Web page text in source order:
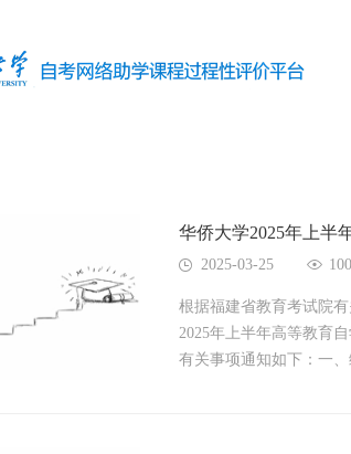
华侨大学2025年上半
2025-03-25 100
根据福建省教育考试院
2025年上半年高等教育
有关事项通知如下：一